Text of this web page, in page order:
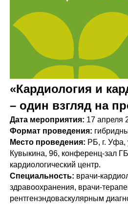
«Кардиология и
– один взгляд на
Дата мероприятия: 17 апреля
Формат проведения:
Место проведения: РБ, г. Уфа,
Кувыкина, 96, конференц-зал
кардиологический центр.
Специальность: врачи-
здравоохранения, врачи-
рентгенэндоваскулярным